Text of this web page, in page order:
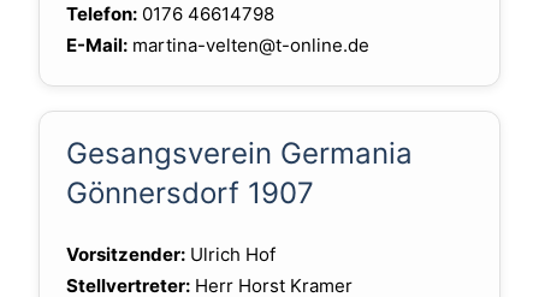
Telefon: 0176 46614798
E-Mail: martina-velten@t-online.de
Gesangsverein Germania
Gönnersdorf 1907
Vorsitzender: Ulrich Hof
Stellvertreter: Herr Horst Kramer